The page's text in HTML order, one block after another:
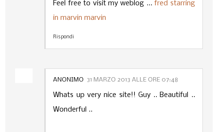
Feel free to visit my weblog ...fred starring
in marvin marvin
Rispondi
ANONIMO 31 MARZO 2013 ALLE ORE 07:48
Whats up very nice site!! Guy .. Beautiful ..
Wonderful ..